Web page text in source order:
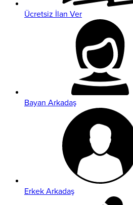
Ücretsiz İlan Ver
Bayan Arkadaş
Erkek Arkadaş